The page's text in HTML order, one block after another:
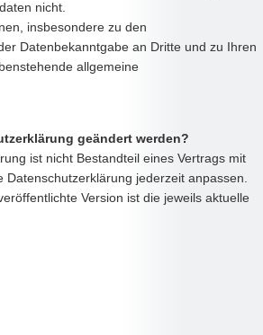
nicht.
insbesondere zu den
Datenbekanntgabe an Dritte und zu Ihren
allgemeine
geändert werden?
ist nicht Bestandteil eines Vertrags mit
Datenschutzerklärung jederzeit anpassen.
Version ist die jeweils aktuelle